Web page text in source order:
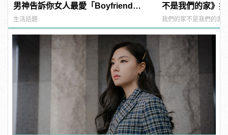
男神告訴你女人最愛「Boyfriend
Dick」是啥？ | manfashion這樣變型
男
生活話題
不是我們的家》
家可歸！
我們的家不是我們的家